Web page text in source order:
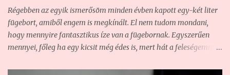
édeshez, mint a félédeshez. Ugyanakkor annyira finom lett, hogy
hiába több, mint tíz liter lett, nem fog sokáig tartani... Hozzávalók
a házi meggyborhoz: - 10 kg meggy - 3+2 liter víz - 2+1 kg
kristályc...
Régebben az egyik ismerősöm minden évben kapott egy-két liter
fügebort, amiből engem is megkínált. El nem tudom mondani,
hogy mennyire fantasztikus íze van a fügebornak. Egyszerűen
mennyei, főleg ha egy kicsit még édes is, mert hát a feleségemmel
sem volt arról, hogy gyümölcsbort készíteni nem egy nagy